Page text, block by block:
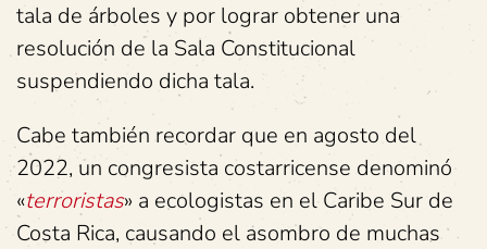
tala de árboles y por lograr obtener una
resolución de la Sala Constitucional
suspendiendo dicha tala.
Cabe también recordar que en agosto del
2022, un congresista costarricense denominó
«terroristas» a ecologistas en el Caribe Sur de
Costa Rica, causando el asombro de muchas